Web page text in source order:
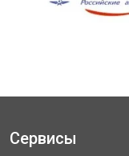
Сервисы